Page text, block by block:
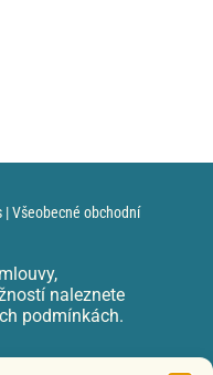
|Všeobecné obchodní
naleznete
podmínkách.